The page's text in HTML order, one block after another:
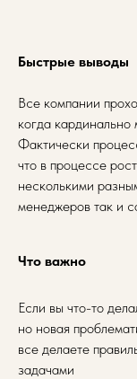
Быстрые выводы
Все компании
когда
Фактически
что в процессе
несколькими
менеджеров так и
Что важно
Если вы что-то
но новая
все делаете
задачами